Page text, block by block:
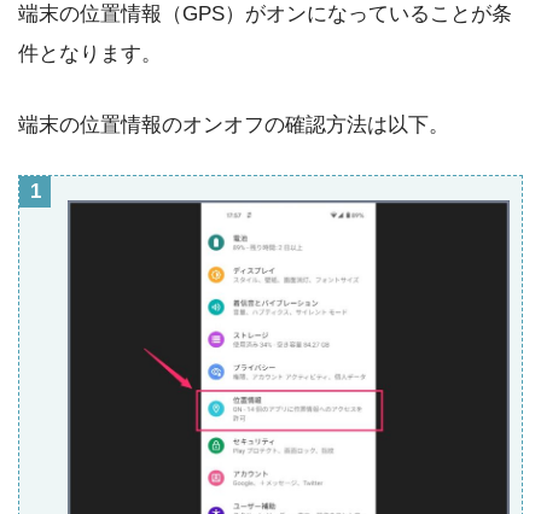
端末の位置情報（GPS）がオンになっていることが条
件となります。
端末の位置情報のオンオフの確認方法は以下。